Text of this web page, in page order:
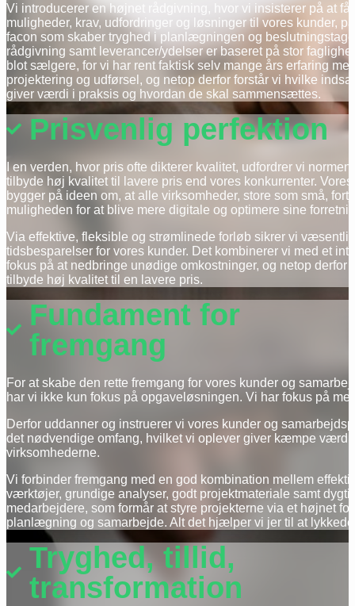
Vi introducerer en højnet rådgivning, hvor vi insisterer på at få
muligheder, krav, udfordringer og løsninger til vores kunder,
facon som skaber tryghed i planlægningen og
rådgivning samt leverancer/ydelser er baseret på stor
blot sælgere, for vi har rent faktisk selv mange års erfaring
projektering og udførsel , og netop derfor forstår vi hvilke
giver værdi i praksis og hvordan de skal sammensættes.
Prisvenlig perfektion
I en verden, hvor pris ofte dikterer kvalitet, udfordrer vi normen
tilbyde høj kvalitet til lavere pris end vores konkurrenter.
bygger på ideen om, at alle virksomheder, store som små,
muligheden for at blive mere digitale og optimere sine
Via effektive, fleksible og strømlinede forløb sikrer vi
tidsbesparelser for vores kunder. Det kombinerer vi med et
fokus på at nedbringe unødige omkostninger, og netop derfor
tilbyde høj kvalitet til en lavere pris.
Fundament for
fremgang
For at skabe den rette fremgang for vores kunder og
har vi ikke kun fokus på opgaveløsningen. Vi har fokus på
Derfor uddanner og instruerer vi vores kunder og
det nødvendige omfang, hvilket vi oplever giver kæmpe værdi
virksomhederne.
Vi forbinder fremgang med en god kombination mellem
værktøjer, grundige analyser, godt projektmateriale samt
medarbejdere, som formår at styre projekterne via et højnet
planlægning og samarbejde. Alt det hjælper vi jer til at
Tryghed, tillid,
transformation